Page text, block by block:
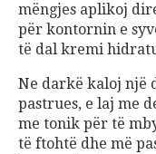
mëngjes aplikoj
për kontornin e
të dal kremi
Ne darkë kaloj një
pastrues, e laj me
me tonik për të
të ftohtë dhe më